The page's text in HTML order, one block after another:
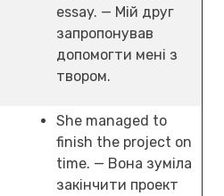
essay. — Мій друг
запропонував
допомогти мені з
твором.
She managed to
finish the project on
time. — Вона зуміла
закінчити проект